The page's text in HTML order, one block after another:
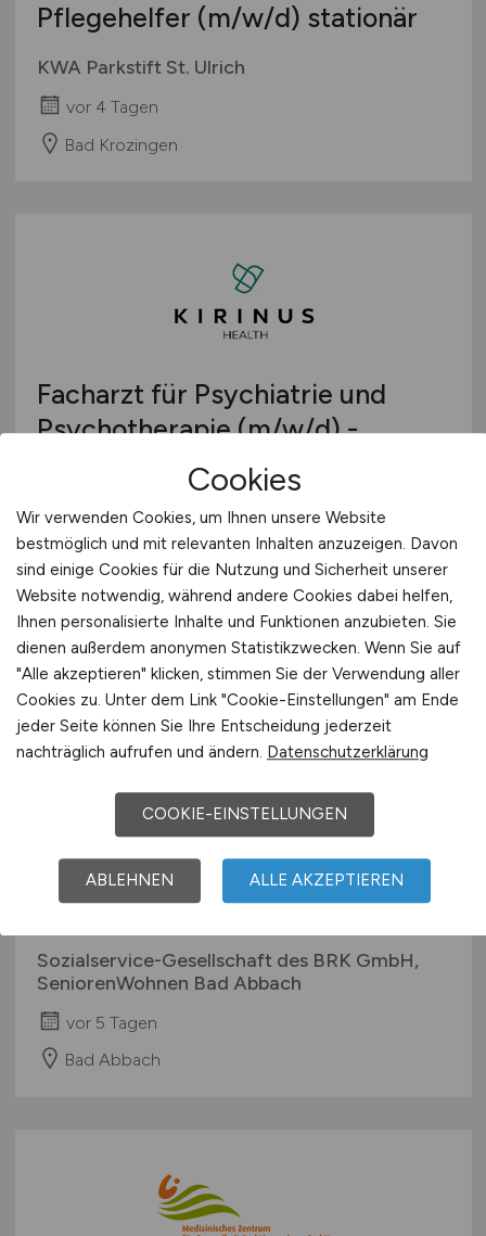
Pflegehelfer (m/w/d) stationär
KWA Parkstift St. Ulrich
vor 4 Tagen
Bad Krozingen
Facharzt für Psychiatrie und
Psychotherapie(m/w/d)-
Schlemmer Klinik
KIRINUS Health GmbH
vor 4 Tagen
Bad Tölz
Pflegefachkraft als
Qualitätsmanagementbeauftragte*r
(m/w/d)
Sozialservice-Gesellschaft des BRK GmbH,
SeniorenWohnen Bad Abbach
vor 5 Tagen
Bad Abbach
Cookies
Wir verwenden Cookies, um Ihnen unsere Website
bestmöglich und mit relevanten Inhalten anzuzeigen. Davon
sind einige Cookies für die Nutzung und Sicherheit unserer
Website notwendig, während andere Cookies dabei helfen,
Ihnen personalisierte Inhalte und Funktionen anzubieten. Sie
dienen außerdem anonymen Statistikzwecken. Wenn Sie auf
"Alle akzeptieren" klicken, stimmen Sie der Verwendung aller
Cookies zu. Unter dem Link "Cookie-Einstellungen" am Ende
jeder Seite können Sie Ihre Entscheidung jederzeit
nachträglich aufrufen und ändern. Datenschutzerklärung
COOKIE-EINSTELLUNGEN
ABLEHNEN ALLE AKZEPTIEREN